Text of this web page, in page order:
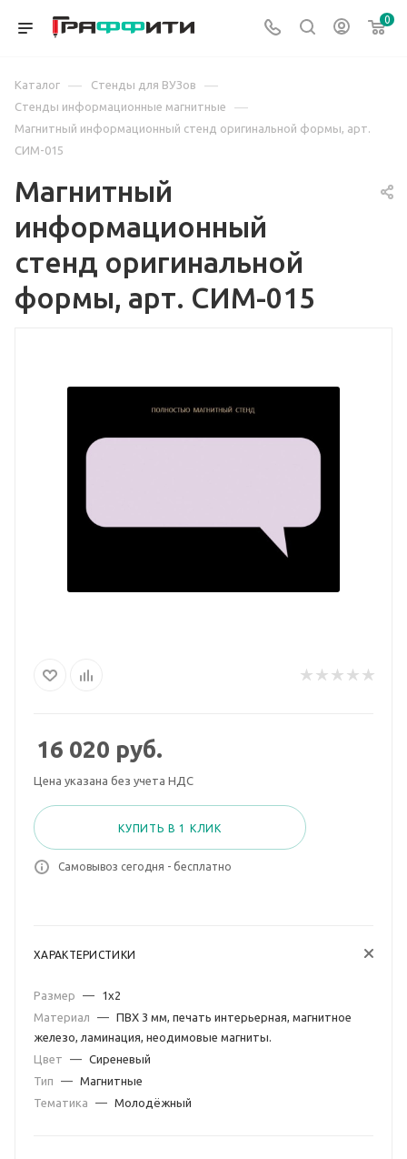
0
Каталог — Стенды для ВУЗов —
Стенды информационные магнитные —
Магнитный информационный стенд оригинальной формы, арт.
СИМ-015
Магнитный
информационный
стенд оригинальной
формы, арт. СИМ-015
16 020 руб.
Цена указана без учета НДС
КУПИТЬ В 1 КЛИК
Самовывоз сегодня - бесплатно
ХАРАКТЕРИСТИКИ
Размер —
1х2
Материал
— ПВХ 3 мм, печать интерьерная, магнитное
железо, ламинация, неодимовые магниты.
Цвет
— Сиреневый
Тип
— Магнитные
Тематика
— Молодёжный